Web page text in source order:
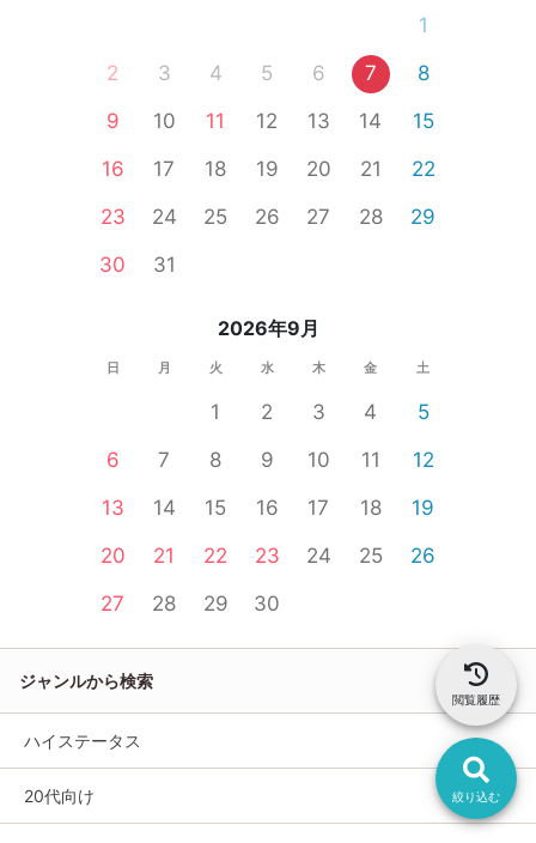
絞り込む
閲覧履歴
1
2
3 4 5 6 7
8
9
10 11 12 13 14
15
16
17 18 19 20 21
22
23
24 25 26 27 28
29
30
31
2026年9月
日 月 火 水 木 金 土
1 2 3 4
5
6
7 8 9 10 11
12
13
14 15 16 17 18
19
20
21 22 23 24 25
26
27
28 29 30
ジャンルから検索
ハイステータス
20代向け